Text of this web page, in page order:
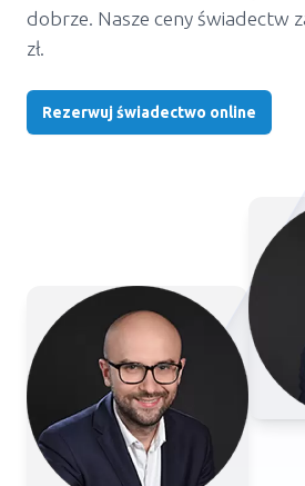
dobrze. Nasze ceny świadectw
zł.
Rezerwuj świadectwo online